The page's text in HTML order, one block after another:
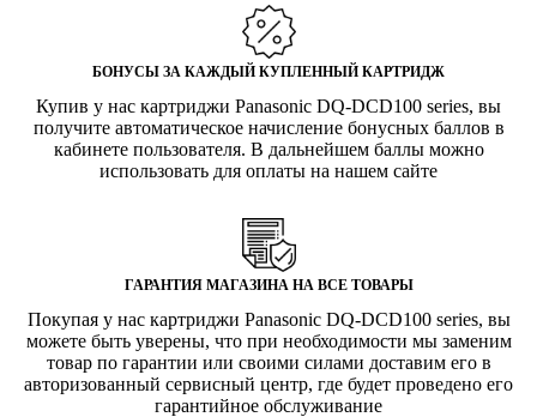
БОНУСЫ ЗА КАЖДЫЙ КУПЛЕННЫЙ КАРТРИДЖ
Купив у нас картриджи Panasonic DQ-DCD100 series, вы
получите автоматическое начисление бонусных баллов в
кабинете пользователя. В дальнейшем баллы можно
использовать для оплаты на нашем сайте
ГАРАНТИЯ МАГАЗИНА НА ВСЕ ТОВАРЫ
Покупая у нас картриджи Panasonic DQ-DCD100 series, вы
можете быть уверены, что при необходимости мы заменим
товар по гарантии или своими силами доставим его в
авторизованный сервисный центр, где будет проведено его
гарантийное обслуживание